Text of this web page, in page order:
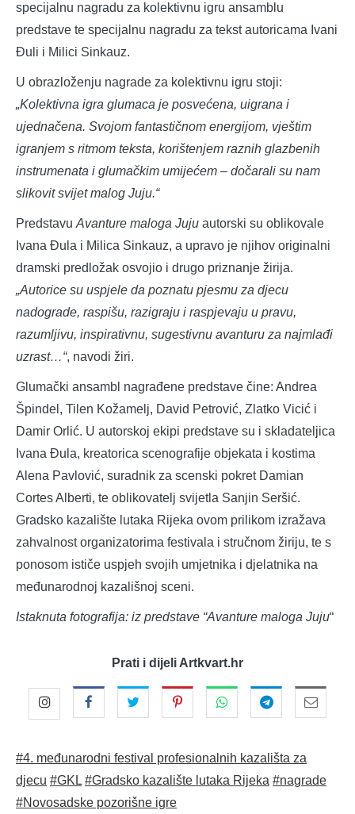
specijalnu nagradu za kolektivnu igru ansamblu
predstave te specijalnu nagradu za tekst autoricama Ivani
Đuli i Milici Sinkauz.
U obrazloženju nagrade za kolektivnu igru stoji:
„Kolektivna igra glumaca je posvećena, uigrana i
ujednačena. Svojom fantastičnom energijom, vještim
igranjem s ritmom teksta, korištenjem raznih glazbenih
instrumenata i glumačkim umijećem – dočarali su nam
slikovit svijet malog Juju.“
Predstavu Avanture maloga Juju autorski su oblikovale
Ivana Đula i Milica Sinkauz, a upravo je njihov originalni
dramski predložak osvojio i drugo priznanje žirija.
„Autorice su uspjele da poznatu pjesmu za djecu
nadograde, raspišu, razigraju i raspjevaju u pravu,
razumljivu, inspirativnu, sugestivnu avanturu za najmlađi
uzrast…“, navodi žiri.
Glumački ansambl nagrađene predstave čine: Andrea
Špindel, Tilen Kožamelj, David Petrović, Zlatko Vicić i
Damir Orlić. U autorskoj ekipi predstave su i skladateljica
Ivana Đula, kreatorica scenografije objekata i kostima
Alena Pavlović, suradnik za scenski pokret Damian
Cortes Alberti, te oblikovatelj svijetla Sanjin Seršić.
Gradsko kazalište lutaka Rijeka ovom prilikom izražava
zahvalnost organizatorima festivala i stručnom žiriju, te s
ponosom ističe uspjeh svojih umjetnika i djelatnika na
međunarodnoj kazališnoj sceni.
Istaknuta fotografija: iz predstave “Avanture maloga Juju“
Prati i dijeli Artkvart.hr
#4. međunarodni festival profesionalnih kazališta za
djecu #GKL #Gradsko kazalište lutaka Rijeka #nagrade
#Novosadske pozorišne igre